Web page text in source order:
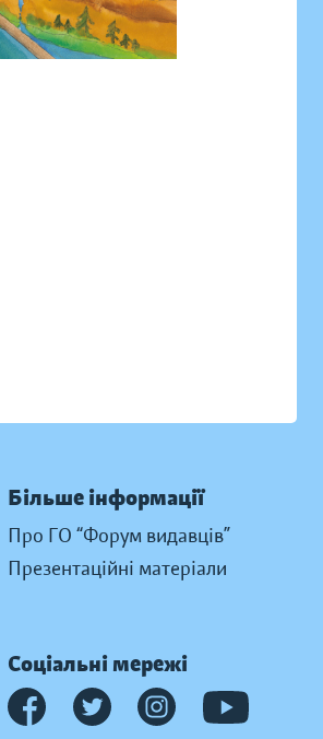
Більше інформації
Про ГО “Форум видавців”
Презентаційні матеріали
Соціальні мережі